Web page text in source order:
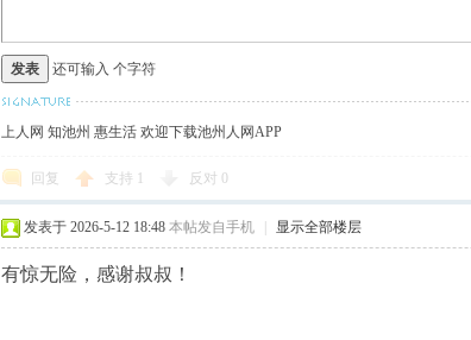
发表 还可输入 个字符
上人网 知池州 惠生活 欢迎下载池州人网APP
回复 支持 反对 0
发表于 2026-5-12 18:48 本帖发自手机 显示全部楼层
有惊无险，感谢叔叔！